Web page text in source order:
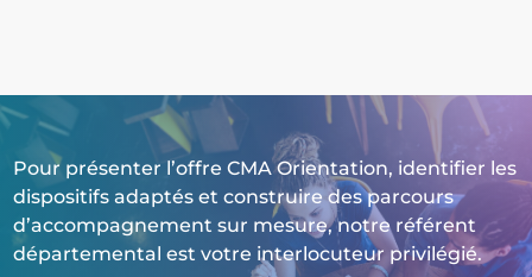
Pour présenter l’offre CMA Orientation, identifier les
dispositifs adaptés et construire des parcours
d’accompagnement sur mesure, notre référent
départemental est votre interlocuteur privilégié.